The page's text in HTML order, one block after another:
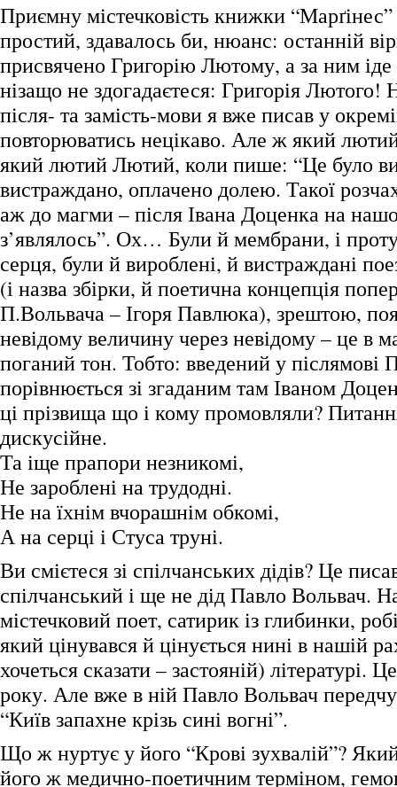
Приємну містечковість книжки
простий, здавалось би, нюанс: останній
присвячено Григорію Лютому, а за ним
нізащо не здогадаєтеся: Григорія Лютого!
після- та замість-мови я вже писав у
повторюватись нецікаво. Але ж який
який лютий Лютий, коли пише: “Це було
вистраждано, оплачено долею. Такої
аж до магми – після Івана Доценка на
з’являлось”. Ох… Були й мембрани, і
серця, були й вироблені, й вистраждані
(і назва збірки, й поетична концепція
П.Вольвача – Ігоря Павлюка), зрештою,
невідому величину через невідому – це в
поганий тон. Тобто: введений у післямові
порівнюється зі згаданим там Іваном
ці прізвища що і кому промовляли?
дискусійне.
Та іще прапори незникомі,
Не зароблені на трудодні.
Не на їхнім вчорашнім обкомі,
А на серці і Стуса труні.
Ви смієтеся зі спілчанських дідів? Це
спілчанський і ще не дід Павло Вольвач.
містечковий поет, сатирик із глибинки,
який цінувався й цінується нині в нашій
хочеться сказати – застояній) літературі.
року. Але вже в ній Павло Вольвач
“Київ запахне крізь сині вогні”.
Що ж нуртує у його “Крові зухвалій”?
його ж медично-поетичним терміном,